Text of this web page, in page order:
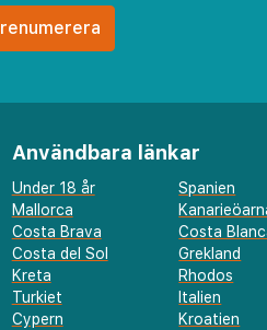
Användbara länkar
Under 18 år
Spanien
Mallorca
Costa Brava
Costa
Costa del Sol
Grekland
Kreta
Rhodos
Turkiet
Italien
Cypern
Kroatien